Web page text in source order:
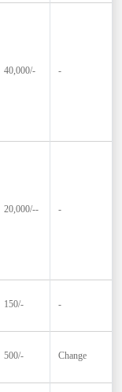
40,000/- -
20,000/-- -
150/- -
500/- Change